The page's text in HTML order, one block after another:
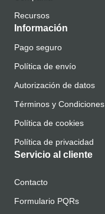
Recursos
Información
Pago seguro
Política de envío
Autorización de datos
Términos y Condiciones
Política de cookies
Política de privacidad
Servicio al cliente
Contacto
Formulario PQRs